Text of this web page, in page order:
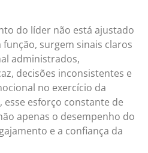
do líder não está ajustado
surgem sinais claros
administrados,
decisões inconsistentes e
no exercício da
esse esforço constante de
apenas o desempenho do
e a confiança da